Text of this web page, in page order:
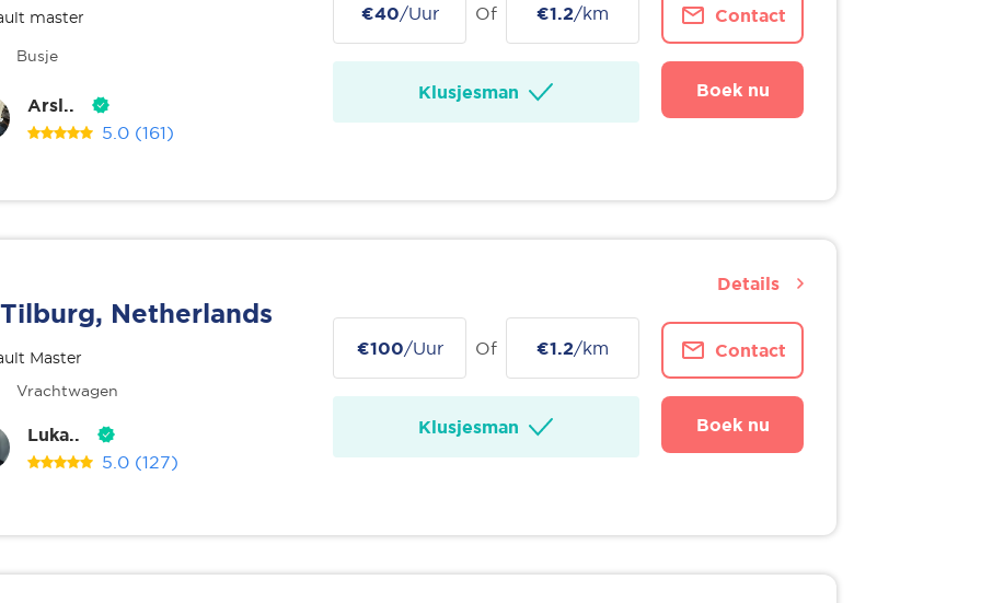
master
Busje
Arsl..
5.0 (161)
€40/Uur Of €1.2/km
Klusjesman
Contact
Boek nu
Tilburg, Netherlands
Master
Vrachtwagen
Luka..
5.0 (127)
€100/Uur Of €1.2/km
Klusjesman
Contact
Boek nu
Details